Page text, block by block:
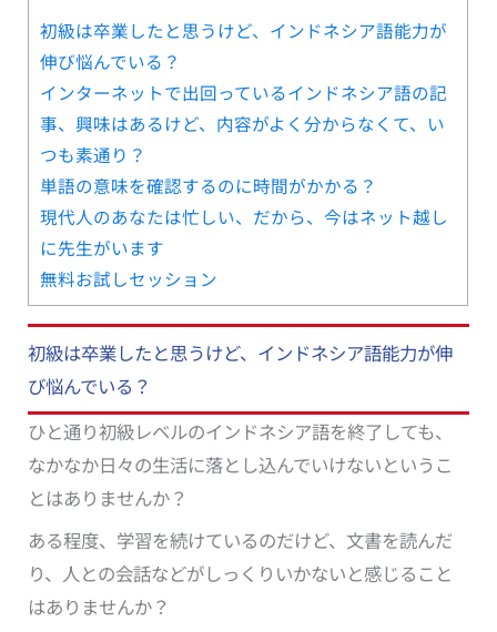
初級は卒業したと思うけど、インドネシア語能力が
伸び悩んでいる？
インターネットで出回っているインドネシア語の記
事、興味はあるけど、内容がよく分からなくて、い
つも素通り？
単語の意味を確認するのに時間がかかる？
現代人のあなたは忙しい、だから、今はネット越し
に先生がいます
無料お試しセッション
初級は卒業したと思うけど、インドネシア語能力が伸
び悩んでいる？
ひと通り初級レベルのインドネシア語を終了しても、
なかなか日々の生活に落とし込んでいけないというこ
とはありませんか？
ある程度、学習を続けているのだけど、文書を読んだ
り、人との会話などがしっくりいかないと感じること
はありませんか？